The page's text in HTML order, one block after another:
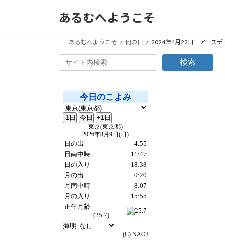
あるむへようこそ
あるむへようこそ 何の日 2024年4月22日 アースデ
検索